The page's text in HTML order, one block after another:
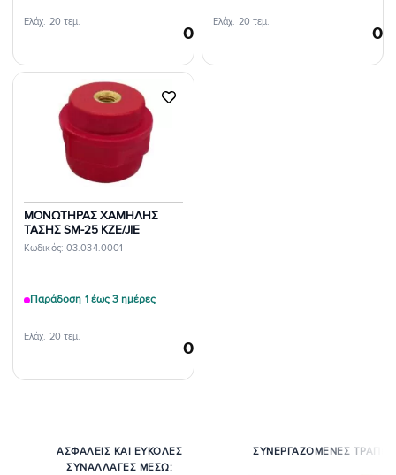
Ελάχ. 20 τεμ.
0,72 €
Ελάχ. 20 τεμ.
Προσθήκη
στη Λίστα
Επιθυμιών
Κωδικός: 03.034.0001
ΜΟΝΩΤΗΡΑΣ ΧΑΜΗΛΗΣ
ΤΑΣΗΣ SM-25 KZE/JIE
Ελάχ. 20 τεμ.
0,48
Παράδοση 1 έως 3 ημέρες
ΑΣΦΑΛΕΙΣ ΚΑΙ ΕΥΚΟΛΕΣ
ΣΥΝΑΛΛΑΓΕΣ ΜΕΣΩ:
ΣΥΝΕΡΓΑΖΟΜΕΝΕΣ